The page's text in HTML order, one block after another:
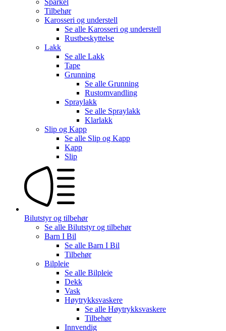
Tilbehør
Karosseri og understell
Se alle Karosseri og understell
Rustbeskyttelse
Lakk
Se alle Lakk
Tape
Grunning
Se alle Grunning
Rustomvandling
Spraylakk
Se alle Spraylakk
Klarlakk
Slip og Kapp
Se alle Slip og Kapp
Kapp
Slip
Bilutstyr og tilbehør
Se alle Bilutstyr og tilbehør
Barn I Bil
Se alle Barn I Bil
Tilbehør
Bilpleie
Se alle Bilpleie
Dekk
Vask
Høytrykksvaskere
Se alle Høytrykksvaskere
Tilbehør
Innvendig